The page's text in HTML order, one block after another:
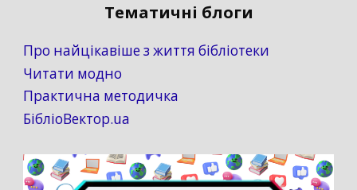
Тематичні блоги
Про найцікавіше з життя бібліотеки
Читати модно
Практична методичка
БібліоВектор.ua